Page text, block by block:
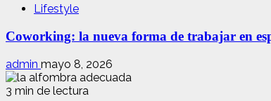
Lifestyle
Coworking: la nueva forma de trabajar en
admin mayo 8, 2026
3 min de lectura